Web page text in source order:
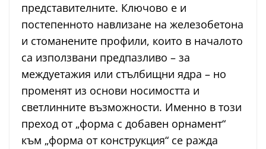
представителните. Ключово е и
постепенното навлизане на железобетона
и стоманените профили, които в началото
са използвани предпазливо – за
междуетажия или стълбищни ядра – но
променят из основи носимостта и
светлинните възможности. Именно в този
преход от „форма с добавен орнамент“
към „форма от конструкция“ се ражда